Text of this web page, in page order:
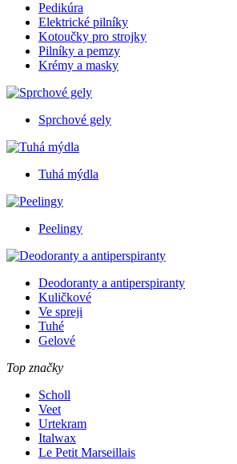
Pedikúra
Elektrické pilníky
Kotoučky pro strojky
Pilníky a pemzy
Krémy a masky
Sprchové gely
Tuhá mýdla
Peelingy
Deodoranty a antiperspiranty
Kuličkové
Ve spreji
Tuhé
Gelové
Top značky
Scholl
Veet
Urtekram
Italwax
Le Petit Marseillais